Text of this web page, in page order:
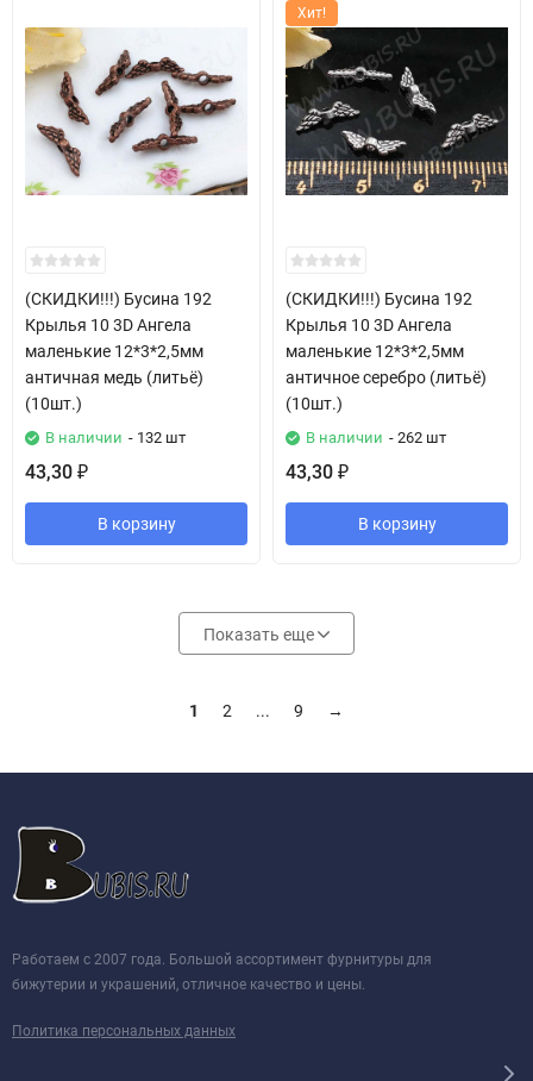
(СКИДКИ!!!) Бусина 192
Крылья 10 3D Ангела
маленькие 12*3*2,5мм
античная медь (литьё)
(10шт.)
В наличии - 132 шт
43,30 ₽
В корзину
Хит!
(СКИДКИ!!!) Бусина 192
Крылья 10 3D Ангела
маленькие 12*3*2,5мм
античное серебро (литьё)
(10шт.)
В наличии - 262 шт
43,30 ₽
В корзину
Показать еще
1 2 ... 9 →
Работаем с 2007 года. Большой ассортимент фурнитуры для
бижутерии и украшений, отличное качество и цены.
Политика персональных данных